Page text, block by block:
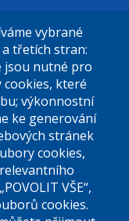
vybrané
třetích stran:
jsou nutné pro
které
výkonnostní
ke generování
stránek
cookies,
VŠE“,
cookies.